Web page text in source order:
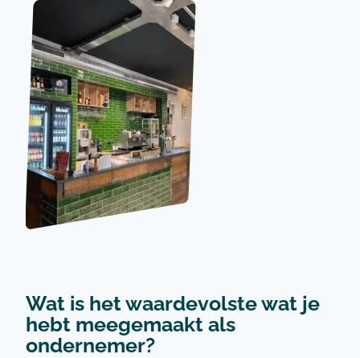
Wat is het waardevolste wat je
hebt meegemaakt als
ondernemer?